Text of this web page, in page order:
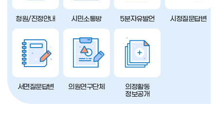
청원/진정안내 시민소통방 5분자유발언 시정질문답변
서면질문답변 의원연구단체
의정활동
정보공개